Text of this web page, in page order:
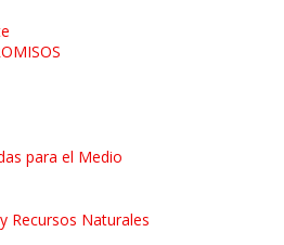
para el Medio
Recursos Naturales